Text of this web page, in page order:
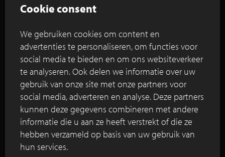
duizenden bezoekers lokken, kreeg een voorheen
vergeten plek een tweede leven. Wat vroeger een
grijze, functionele parking was boven de
ingekokerde Gaverbeek, werd dankzij een
doordacht ontwerp omgevormd tot een sfeervolle
publieke ruimte: de “Toegangspoort tot de
Hippodroom”. Een plek die uitnodigt tot verpozing,
verwondering en verbondenheid met water en
natuur.
Lees verder
Cookie consent
We gebruiken cookies om content en
advertenties te personaliseren, om functies voor
social media te bieden en om ons websiteverkeer
te analyseren. Ook delen we informatie over uw
gebruik van onze site met onze partners voor
social media, adverteren en analyse. Deze partners
kunnen deze gegevens combineren met andere
informatie die u aan ze heeft verstrekt of die ze
hebben verzameld op basis van uw gebruik van
hun services.